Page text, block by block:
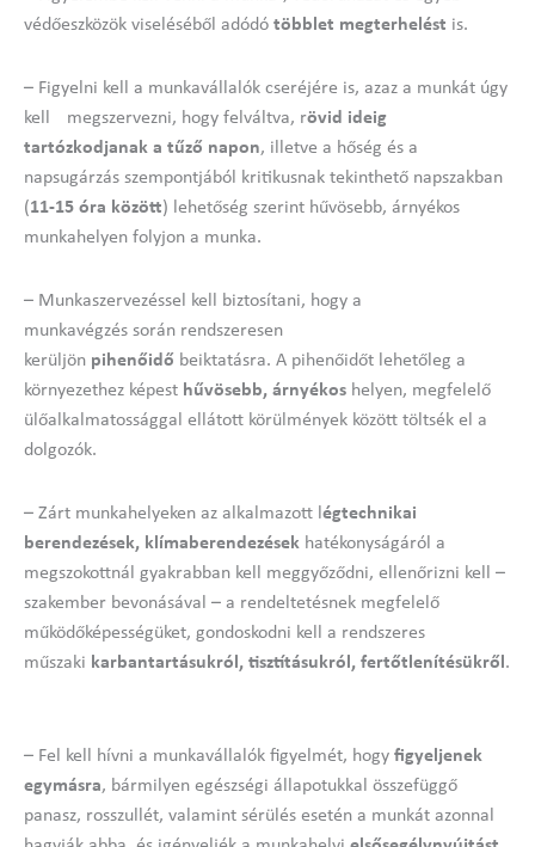
védőeszközök viseléséből adódó többlet megterhelést is.
– Figyelni kell a munkavállalók cseréjére is, azaz a munkát úgy
kell megszervezni, hogy felváltva, rövid ideig
tartózkodjanak a tűző napon, illetve a hőség és a
napsugárzás szempontjából kritikusnak tekinthető napszakban
(11-15 óra között) lehetőség szerint hűvösebb, árnyékos
munkahelyen folyjon a munka.
– Munkaszervezéssel kell biztosítani, hogy a
munkavégzés során rendszeresen
kerüljön pihenőidő beiktatásra. A pihenőidőt lehetőleg a
környezethez képest hűvösebb, árnyékos helyen, megfelelő
ülőalkalmatossággal ellátott körülmények között töltsék el a
dolgozók.
– Zárt munkahelyeken az alkalmazott légtechnikai
berendezések, klímaberendezések hatékonyságáról a
megszokottnál gyakrabban kell meggyőződni, ellenőrizni kell –
szakember bevonásával – a rendeltetésnek megfelelő
működőképességüket, gondoskodni kell a rendszeres
műszaki karbantartásukról, tisztításukról, fertőtlenítésükről.
– Fel kell hívni a munkavállalók figyelmét, hogy figyeljenek
egymásra, bármilyen egészségi állapotukkal összefüggő
panasz, rosszullét, valamint sérülés esetén a munkát azonnal